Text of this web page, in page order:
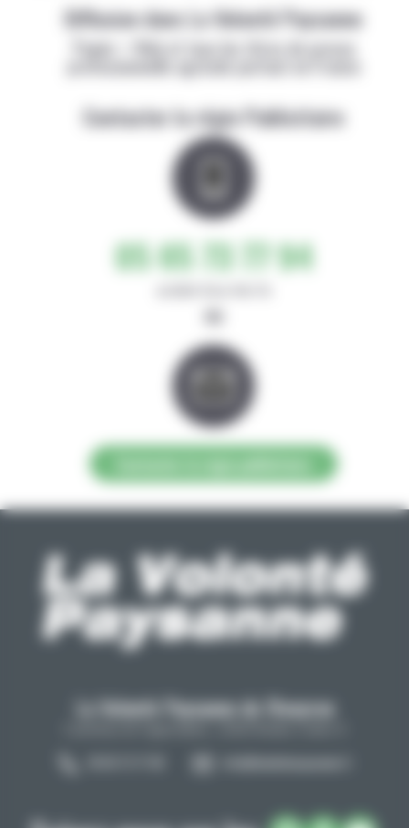
Diffusion dans La Volonté Paysanne
Papier + Web et tous les titres de presse
Contacter la régie Publicitaire
05 65 73 77 94
ou
La Volonté Paysanne de l'Aveyron